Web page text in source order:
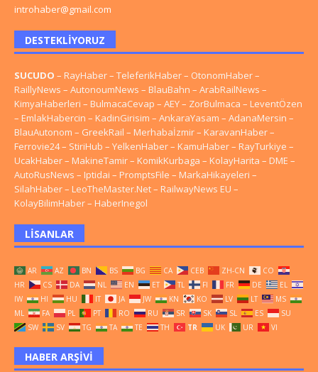
introhaber@gmail.com
DESTEKLIYORUZ
SUCUDO – RayHaber– TeleferikHaber– OtonomHaber–
RaillyNews – AutonoumNews – BlauBahn – ArabRailNews –
KimyaHaberleri – BulmacaCevap – AEY– ZorBulmaca – LeventÖzen
– EmlakHabercin – KadinGirisim – AnkaraYasam – AdanaMersin –
BlauAutonom – GreekRail – Merhabaİzmir– KaravanHaber–
Ferrovie24– StiriHub – YelkenHaber– KamuHaber– RayTurkiye –
UcakHaber– MakineTamir– KomikKurbaga – KolayHarita – DME –
AutoRusNews – Iptidai – PromptsFile – MarkaHikayeleri –
SilahHaber– LeoTheMaster.Net– RailwayNews EU –
KolayBilimHaber– HaberInegol
LISANLAR
AR AZ BN BS BG CA CEB ZH-CN
CO
HR
CS DA NL EN ET TL FI FR DE
EL
IW
HI HU IT JA JW KN KO LV LT
MS
ML
FA PL PT RO RU SR SK SL ES
SU
SW
SV TG TA TE TH TR UK UR VI
HABER ARŞIVI